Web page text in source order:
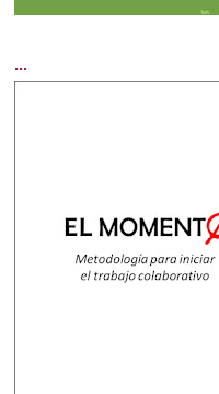
...